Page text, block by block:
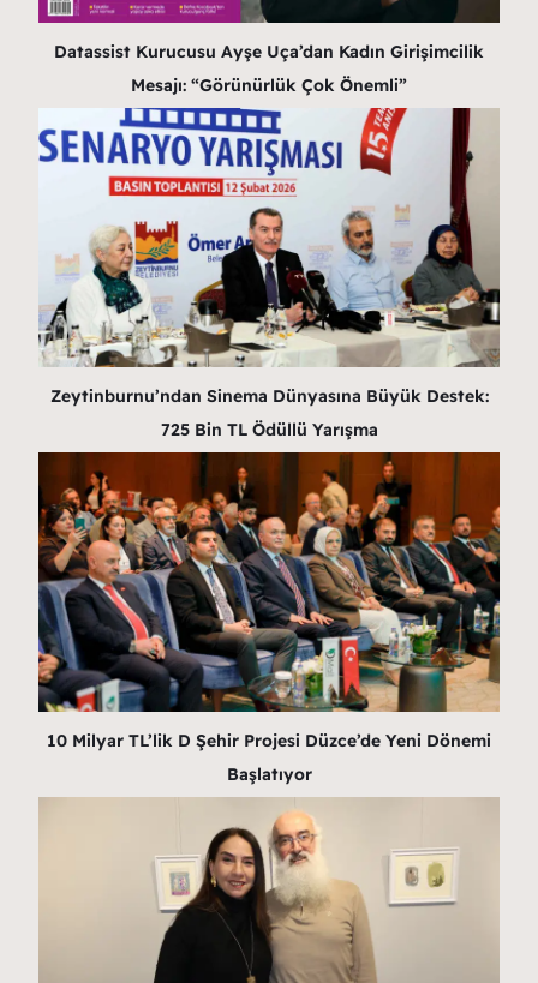
Datassist Kurucusu Ayşe Uça’dan Kadın Girişimcilik
Mesajı: “Görünürlük Çok Önemli”
Zeytinburnu’ndan Sinema Dünyasına Büyük Destek:
725 Bin TL Ödüllü Yarışma
10 Milyar TL’lik D Şehir Projesi Düzce’de Yeni Dönemi
Başlatıyor